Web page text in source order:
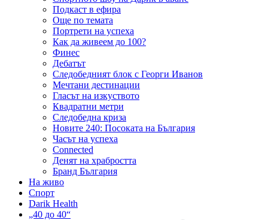
Подкаст в ефира
Още по темата
Портрети на успеха
Как да живеем до 100?
Финес
Дебатът
Следобедният блок с Георги Иванов
Мечтани дестинации
Гласът на изкуството
Квадратни метри
Следобедна криза
Новите 240: Посоката на България
Часът на успеха
Connected
Денят на храбростта
Бранд България
На живо
Спорт
Darik Health
„40 до 40“